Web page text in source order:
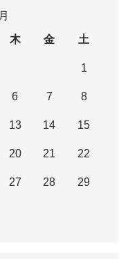
木 金 土
1
6 7 8
13 14 15
20 21 22
27 28 29